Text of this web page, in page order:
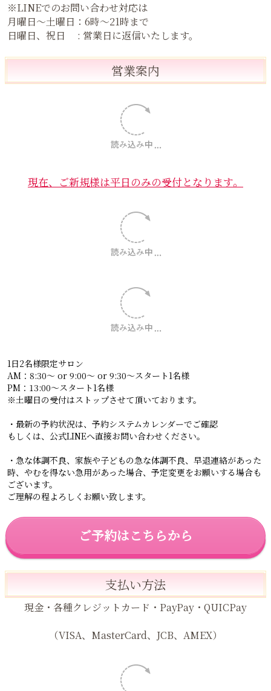
ご予約方法
▽メニューをご選択の上ご予約ください✨▽
ご予約はこちらから
無理な勧誘はありません。
まずは今の爪の状態を見させてください😌
↓↓↓
LINEお友達追加はこちら
お問い合わせだけでもお気軽にご連絡くださいね✨
爪にコンプレックスがあるけどどうしたら良いか迷ってい
る方へは、無料カウンセリングも行っております。
※LINEでのお問い合わせ対応は
月曜日〜土曜日：6時〜21時まで
日曜日、祝日 : 営業日に返信いたします。
営業案内
現在、ご新規様は平日のみの受付となります。